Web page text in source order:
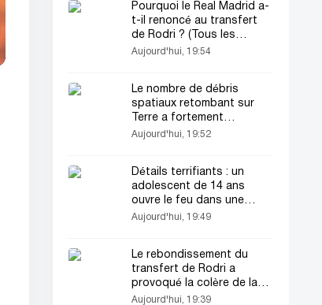
Pourquoi le Real Madrid a-
t-il renoncé au transfert
de Rodri ? (Tous les
détails)
Aujourd'hui, 19:54
Le nombre de débris
spatiaux retombant sur
Terre a fortement
augmenté
Aujourd'hui, 19:52
Détails terrifiants : un
adolescent de 14 ans
ouvre le feu dans une
école en Thaïlande
Aujourd'hui, 19:49
Le rebondissement du
transfert de Rodri a
provoqué la colère de la
direction du Real Madrid
Aujourd'hui, 19:39